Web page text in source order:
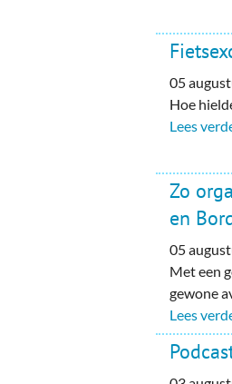
05
Hoe
Lees
Zo
en
05
Met een
gewone
Lees